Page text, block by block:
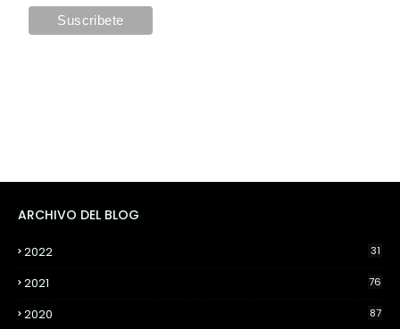
ARCHIVO DEL BLOG
2022 31
2021 76
2020 87